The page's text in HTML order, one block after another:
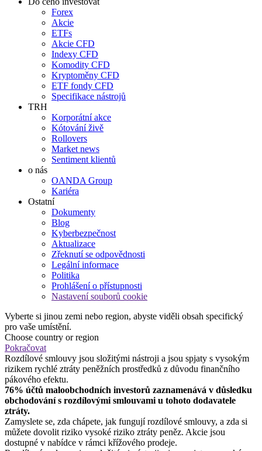
Forex
Akcie
ETFs
Akcie CFD
Indexy CFD
Komodity CFD
Kryptoměny CFD
ETF fondy CFD
Specifikace nástrojů
TRH
Korporátní akce
Kótování živě
Rollovers
Market news
Sentiment klientů
o nás
OANDA Group
Kariéra
Ostatní
Dokumenty
Blog
Kyberbezpečnost
Aktualizace
Zřeknutí se odpovědnosti
Legální informace
Politika
Prohlášení o přístupnosti
Nastavení souborů cookie
Vyberte si jinou zemi nebo region, abyste viděli obsah specifický
pro vaše umístění.
Choose country or region
Pokračovat
Rozdílové smlouvy jsou složitými nástroji a jsou spjaty s vysokým
rizikem rychlé ztráty peněžních prostředků z důvodu finančního
pákového efektu.
76% účtů maloobchodních investorů zaznamenává v důsledku
obchodování s rozdílovými smlouvami u tohoto dodavatele
ztráty.
Zamyslete se, zda chápete, jak fungují rozdílové smlouvy, a zda si
můžete dovolit riziko vysoké riziko ztráty peněz. Akcie jsou
dostupné v nabídce v rámci křížového prodeje.